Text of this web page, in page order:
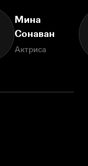
Мина
Сонаван
Актриса